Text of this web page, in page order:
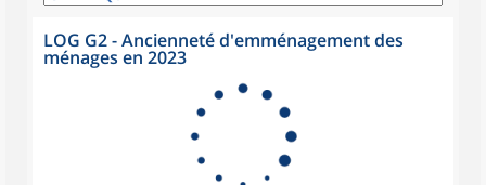
LOG G2 - Ancienneté d'emménagement des
ménages en 2023